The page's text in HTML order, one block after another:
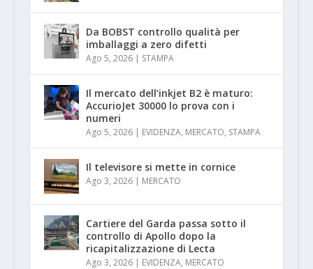
Da BOBST controllo qualità per
imballaggi a zero difetti
Ago 5, 2026| STAMPA
Il mercato dell’inkjet B2 è maturo:
AccurioJet 30000 lo prova con i
numeri
Ago 5, 2026| EVIDENZA, MERCATO, STAMPA
Il televisore si mette in cornice
Ago 3, 2026| MERCATO
Cartiere del Garda passa sotto il
controllo di Apollo dopo la
ricapitalizzazione di Lecta
Ago 3, 2026| EVIDENZA, MERCATO